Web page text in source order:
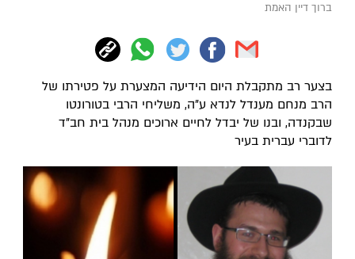
ברוך דיין האמת
בצער רב מתקבלת היום הידיעה המצערת על פטירתו של
הרב מנחם מענדל לנדא ע"ה, משליחי הרבי בטורונטו
שבקנדה, ובנו של יבדל לחיים ארוכים מנהל בית חב"ד
לדוברי עברית בעיר